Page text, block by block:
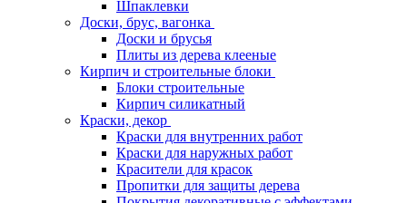
Шпаклевки
Доски, брус, вагонка
Доски и брусья
Плиты из дерева клееные
Кирпич и строительные блоки
Блоки строительные
Кирпич силикатный
Краски, декор
Краски для внутренних работ
Краски для наружных работ
Красители для красок
Пропитки для защиты дерева